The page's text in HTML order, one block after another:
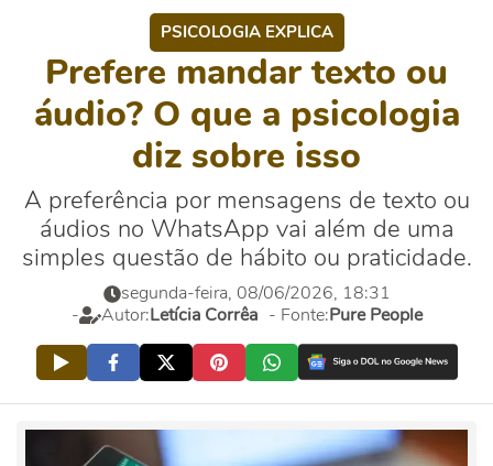
PSICOLOGIA EXPLICA
Prefere mandar texto ou
áudio? O que a psicologia
diz sobre isso
A preferência por mensagens de texto ou
áudios no WhatsApp vai além de uma
simples questão de hábito ou praticidade.
segunda-feira, 08/06/2026, 18:31
-
Autor:Letícia Corrêa - Fonte:Pure People